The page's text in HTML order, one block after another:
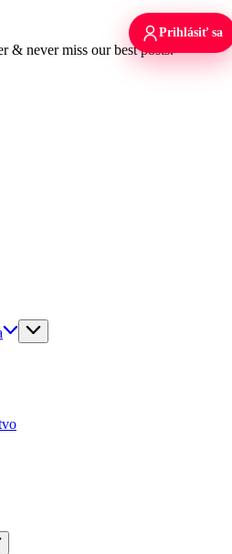
& never miss our best posts.
Prihlásiť sa